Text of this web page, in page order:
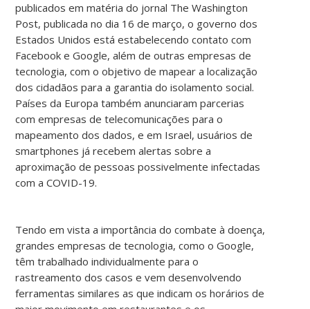
publicados em matéria do jornal The Washington
Post, publicada no dia 16 de março, o governo dos
Estados Unidos está estabelecendo contato com
Facebook e Google, além de outras empresas de
tecnologia, com o objetivo de mapear a localização
dos cidadãos para a garantia do isolamento social.
Países da Europa também anunciaram parcerias
com empresas de telecomunicações para o
mapeamento dos dados, e em Israel, usuários de
smartphones já recebem alertas sobre a
aproximação de pessoas possivelmente infectadas
com a COVID-19.
Tendo em vista a importância do combate à doença,
grandes empresas de tecnologia, como o Google,
têm trabalhado individualmente para o
rastreamento dos casos e vem desenvolvendo
ferramentas similares as que indicam os horários de